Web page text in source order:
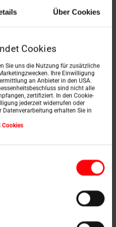
Über Cookies
Cookies
Sie uns die Nutzung für zusätzliche
Ihre Einwilligung
an Anbieter in den USA.
sind nicht alle
zertifiziert. In den Cookie-
jederzeit widerrufen oder
erhalten Sie in
Cookies
Hettwer (Roto, Commercial
Länderleiter